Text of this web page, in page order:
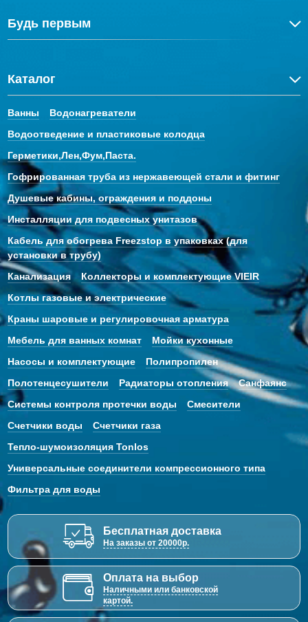
Будь первым
Каталог
Ванны
Водонагреватели
Водоотведение и пластиковые колодца
Герметики,Лен,Фум,Паста.
Гофрированная труба из нержавеющей стали и фитинг
Душевые кабины, ограждения и поддоны
Инсталляции для подвесных унитазов
Кабель для обогрева Freezstop в упаковках (для
установки в трубу)
Канализация
Коллекторы и комплектующие VIEIR
Котлы газовые и электрические
Краны шаровые и регулировочная арматура
Мебель для ванных комнат
Мойки кухонные
Насосы и комплектующие
Полипропилен
Полотенцесушители
Радиаторы отопления
Санфаянс
Системы контроля протечки воды
Смесители
Счетчики воды
Счетчики газа
Тепло-шумоизоляция Tonlos
Универсальные соединители компрессионного типа
Фильтра для воды
Бесплатная доставка
На заказы от 20000р.
Оплата на выбор
Наличными или банковской
картой.